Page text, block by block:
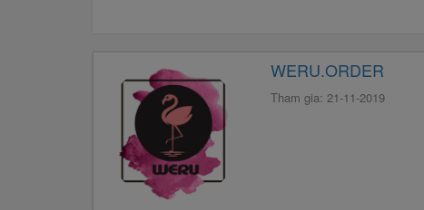
WERU.ORDER
Tham gia: 21-11-2019